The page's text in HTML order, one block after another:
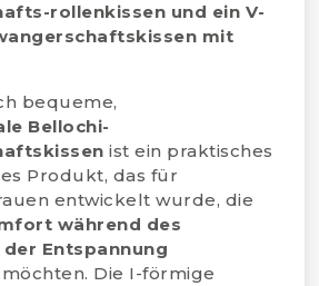
rollenkissen und ein V-
mit
bequeme,
Bellochi-
ist ein praktisches
Produkt, das für
entwickelt wurde, die
während des
Entspannung
Die I-förmige